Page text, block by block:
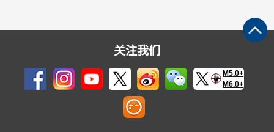
关注我们
M5.0+
M6.0+